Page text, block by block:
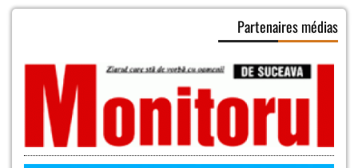
Partenaires médias